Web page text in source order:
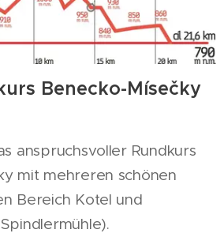
Benecko-Mísečky
anspruchsvoller Rundkurs
mit mehreren schönen
Bereich Kotel und